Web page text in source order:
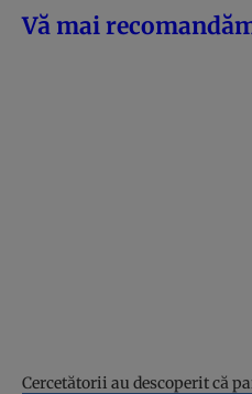
Vă mai
Cercetătorii au descoperit că